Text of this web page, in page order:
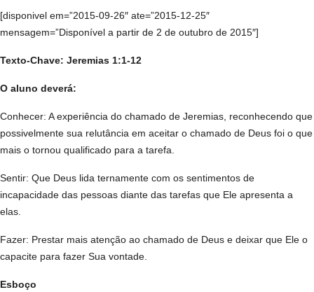
[disponivel em=”2015-09-26″ ate=”2015-12-25″
mensagem=”Disponível a partir de 2 de outubro de 2015″]
Texto-Chave: Jeremias 1:1-12
O aluno deverá:
Conhecer: A experiência do chamado de Jeremias, reconhecendo que
possivelmente sua relutância em aceitar o chamado de Deus foi o que
mais o tornou qualificado para a tarefa.
Sentir: Que Deus lida ternamente com os sentimentos de
incapacidade das pessoas diante das tarefas que Ele apresenta a
elas.
Fazer: Prestar mais atenção ao chamado de Deus e deixar que Ele o
capacite para fazer Sua vontade.
Esboço